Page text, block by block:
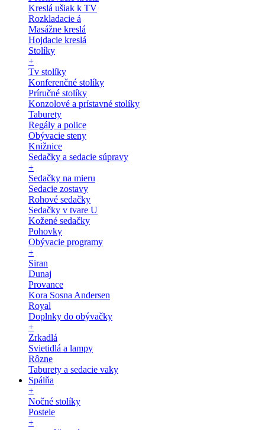
Kreslá ušiak k TV
Rozkladacie á
Masážne kreslá
Hojdacie kreslá
Stolíky
+
Tv stolíky
Konferenčné stolíky
Príručné stolíky
Konzolové a prístavné stolíky
Taburety
Regály a police
Obývacie steny
Knižnice
Sedačky a sedacie súpravy
+
Sedačky na mieru
Sedacie zostavy
Rohové sedačky
Sedačky v tvare U
Kožené sedačky
Pohovky
Obývacie programy
+
Siran
Dunaj
Provance
Kora Sosna Andersen
Royal
Doplnky do obývačky
+
Zrkadlá
Svietidlá a lampy
Rôzne
Taburety a sedacie vaky
Spálňa
+
Nočné stolíky
Postele
+